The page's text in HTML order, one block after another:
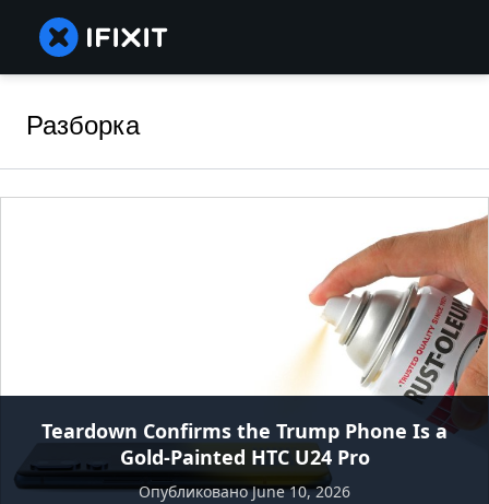
Разборка
Teardown Confirms the Trump Phone Is a
Gold-Painted HTC U24 Pro
Опубликовано June 10, 2026